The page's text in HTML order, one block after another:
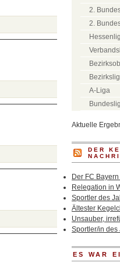
2.
2.
A-Liga
Aktuelle
DER
Der FC
Relegation in
Sportler des
Ältester
Unsauber,
Sportler/in des
ES WAR